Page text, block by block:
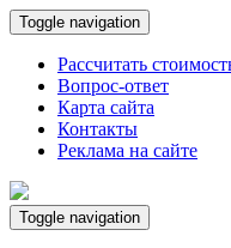
Toggle navigation
Рассчитать
Вопрос-ответ
Карта сайта
Контакты
Реклама на сайте
Toggle navigation